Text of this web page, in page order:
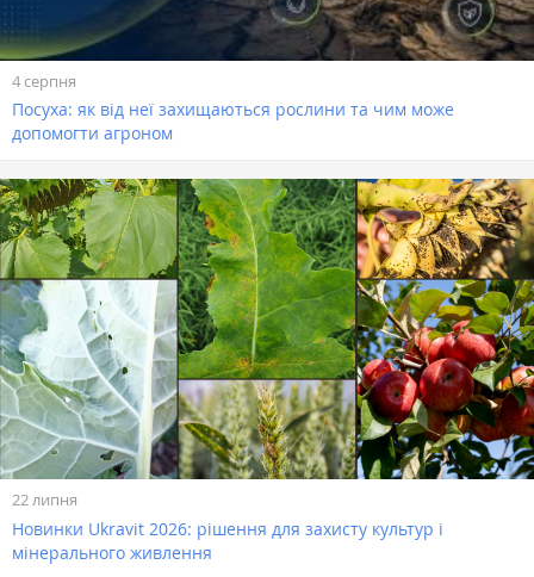
4 серпня
Посуха: як від неї захищаються рослини та чим може
допомогти агроном
22 липня
Новинки Ukravit 2026: рішення для захисту культур і
мінерального живлення